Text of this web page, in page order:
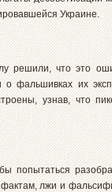
Украине.
решили, что это
фальшивках их
узнав, что
попытаться
лжи и